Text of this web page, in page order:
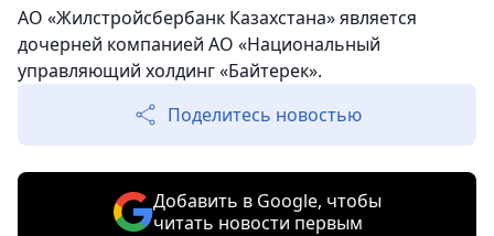
АО «Жилстройсбербанк Казахстана» является
дочерней компанией АО «Национальный
управляющий холдинг «Байтерек».
Поделитесь новостью
Добавить в Google, чтобы
читать новости первым